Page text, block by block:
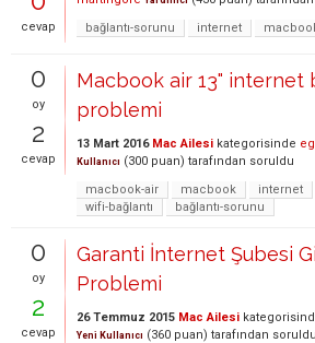
cevap
bağlantı-sorunu
internet
0
oy
2
cevap
Macbook air 13" internet
problemi
13 Mart 2016 Mac Ailesi kategorisinde
Kullanıcı (300 puan) tarafından soruldu
macbook-air
macbook internet
wifi-bağlantı
bağlantı-sorunu
0
oy
2
cevap
Garanti İnternet Şubesi
Problemi
26 Temmuz 2015 Mac Ailesi
Yeni Kullanıcı (360 puan) tarafından soruldu